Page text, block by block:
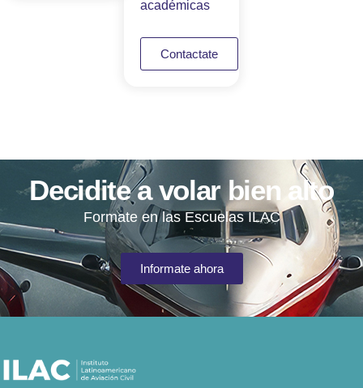
académicas
Contactate
Decidite a volar bien alto
Formate en las Escuelas ILAC
Informate ahora